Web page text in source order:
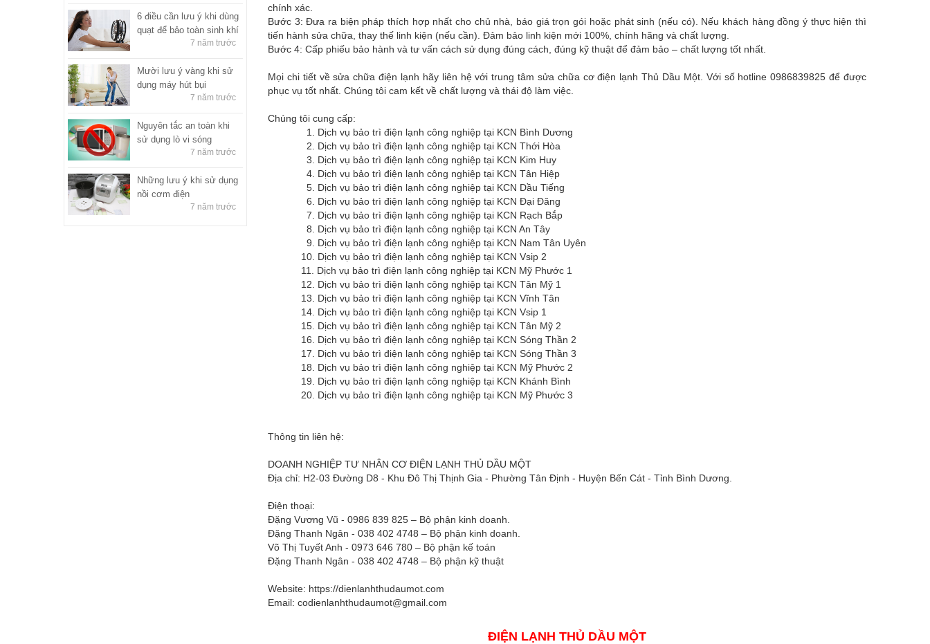
chính xác.
Bước 3: Đưa ra biện pháp thích hợp nhất cho chủ nhà, báo giá trọn gói hoặc phát sinh (nếu có). Nếu khách hàng đồng ý thực hiện thì
tiến hành sửa chữa, thay thế linh kiện (nếu cần). Đảm bảo linh kiện mới 100%, chính hãng và chất lượng.
Bước 4: Cấp phiếu bảo hành và tư vấn cách sử dụng đúng cách, đúng kỹ thuật để đảm bảo – chất lượng tốt nhất.
Mọi chi tiết về sửa chữa điện lạnh hãy liên hệ với trung tâm sửa chữa cơ điện lạnh Thủ Dầu Một. Với số hotline 0986839825 để được
phục vụ tốt nhất. Chúng tôi cam kết về chất lượng và thái độ làm việc.
Chúng tôi cung cấp:
1. Dịch vụ bảo trì điện lạnh công nghiệp tại KCN Bình Dương
2. Dịch vụ bảo trì điện lạnh công nghiệp tại KCN Thới Hòa
3. Dịch vụ bảo trì điện lạnh công nghiệp tại KCN Kim Huy
4. Dịch vụ bảo trì điện lạnh công nghiệp tại KCN Tân Hiệp
5. Dịch vụ bảo trì điện lạnh công nghiệp tại KCN Dầu Tiếng
6. Dịch vụ bảo trì điện lạnh công nghiệp tại KCN Đại Đăng
7. Dịch vụ bảo trì điện lạnh công nghiệp tại KCN Rạch Bắp
8. Dịch vụ bảo trì điện lạnh công nghiệp tại KCN An Tây
9. Dịch vụ bảo trì điện lạnh công nghiệp tại KCN Nam Tân Uyên
10. Dịch vụ bảo trì điện lạnh công nghiệp tại KCN Vsip 2
11. Dịch vụ bảo trì điện lạnh công nghiệp tại KCN Mỹ Phước 1
12. Dịch vụ bảo trì điện lạnh công nghiệp tại KCN Tân Mỹ 1
13. Dịch vụ bảo trì điện lạnh công nghiệp tại KCN Vĩnh Tân
14. Dịch vụ bảo trì điện lạnh công nghiệp tại KCN Vsip 1
15. Dịch vụ bảo trì điện lạnh công nghiệp tại KCN Tân Mỹ 2
16. Dịch vụ bảo trì điện lạnh công nghiệp tại KCN Sóng Thần 2
17. Dịch vụ bảo trì điện lạnh công nghiệp tại KCN Sóng Thần 3
18. Dịch vụ bảo trì điện lạnh công nghiệp tại KCN Mỹ Phước 2
19. Dịch vụ bảo trì điện lạnh công nghiệp tại KCN Khánh Bình
20. Dịch vụ bảo trì điện lạnh công nghiệp tại KCN Mỹ Phước 3
Thông tin liên hệ:
DOANH NGHIỆP TƯ NHÂN CƠ ĐIỆN LẠNH THỦ DẦU MỘT
Địa chỉ: H2-03 Đường D8 - Khu Đô Thị Thịnh Gia - Phường Tân Định - Huyện Bến Cát - Tỉnh Bình Dương.
Điện thoại:
Đặng Vương Vũ - 0986 839 825 – Bộ phận kinh doanh.
Đặng Thanh Ngân - 038 402 4748 – Bộ phận kinh doanh.
Võ Thị Tuyết Anh - 0973 646 780 – Bộ phận kế toán
Đặng Thanh Ngân - 038 402 4748 – Bộ phận kỹ thuật
Website: https://dienlanhthudaumot.com
Email: codienlanhthudaumot@gmail.com
ĐIỆN LẠNH THỦ DẦU MỘT
6 điều cần lưu ý khi dùng
quạt để bảo toàn sinh khí
7 năm trước
Mười lưu ý vàng khi sử
dụng máy hút bụi
7 năm trước
Nguyên tắc an toàn khi
sử dụng lò vi sóng
7 năm trước
Những lưu ý khi sử dụng
nồi cơm điện
7 năm trước